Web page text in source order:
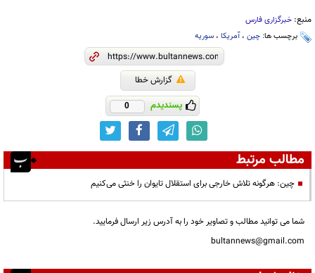
منبع: خبرگزاری فارس
برچسب ها: چین ،آمریکا ، سوریه
گزارش خطا
پسندیدم 0
مطالب مرتبط
چین: هرگونه تلاش خارجی برای استقلال تایوان را خنثی می‌کنیم
شما می توانید مطالب و تصاویر خود را به آدرس زیر ارسال فرمایید.
bultannews@gmail.com